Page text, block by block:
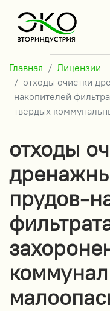
Главная
Лицензии
отходы очистки
накопителей
твердых
отходы
прудов-